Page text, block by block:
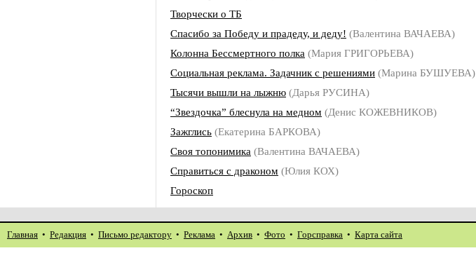
Творчески о ТБ
Спасибо за Победу и прадеду, и деду! (Валентина ВАЧАЕВА)
Колонна Бессмертного полка (Мария ГРИГОРЬЕВА)
Социальная реклама. Задачник с решениями (Марина БУШУЕВА)
Тысячи вышли на лыжню (Дарья РУСИНА)
“Звездочка” блеснула на медном (Денис КОЖЕВНИКОВ)
Зажглись (Екатерина БАРКОВА)
Своя топонимика (Валентина ВАЧАЕВА)
Справиться с драконом (Юлия КОХ)
Гороскоп
Главная • Редакция • Письмо редактору • Реклама • Архив • Фото • Горсправка • Карта сайта